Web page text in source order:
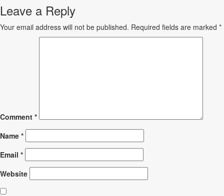
Leave a Reply
Your email address will not be published. Required fields are marked *
Comment *
Name *
Email *
Website